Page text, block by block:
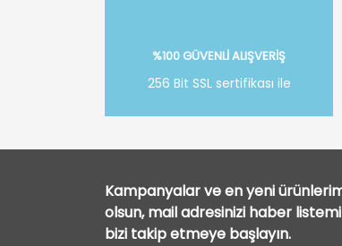
%100 GÜVENLİ ALIŞVERİŞ
256 Bit SSL sertifikası ile
Kampanyalar ve en yeni
olsun, mail adresinizi haber
bizi takip etmeye başlayın.